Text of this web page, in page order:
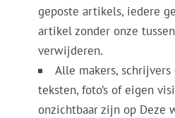
geposte artikels, iedere
artikel zonder onze
verwijderen.
Alle makers,
teksten, foto’s of eigen
onzichtbaar zijn op Deze